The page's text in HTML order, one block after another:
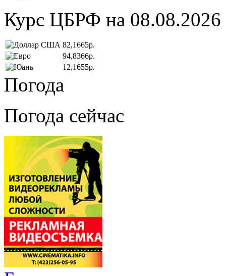
Курс ЦБРФ на 08.08.2026
82,1665р.
94,8366р.
12,1655р.
Погода
Погода сейчас